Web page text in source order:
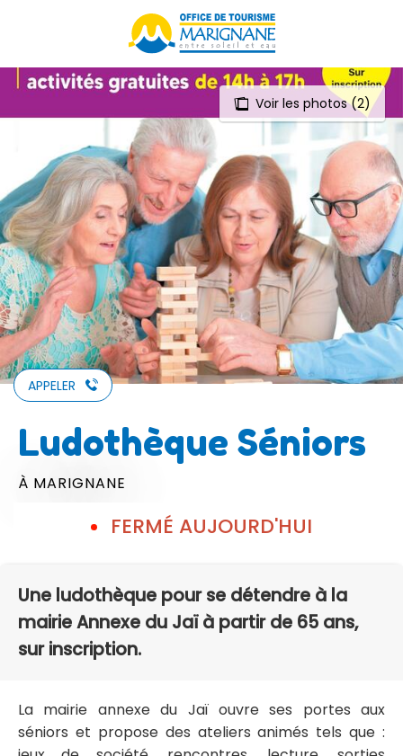
principal
Voir les photos (2)
APPELER
Ludothèque Séniors
À MARIGNANE
FERMÉ AUJOURD'HUI
Une ludothèque pour se détendre à la
mairie Annexe du Jaï à partir de 65 ans,
sur inscription.
La mairie annexe du Jaï ouvre ses portes aux
séniors et propose des ateliers animés tels que :